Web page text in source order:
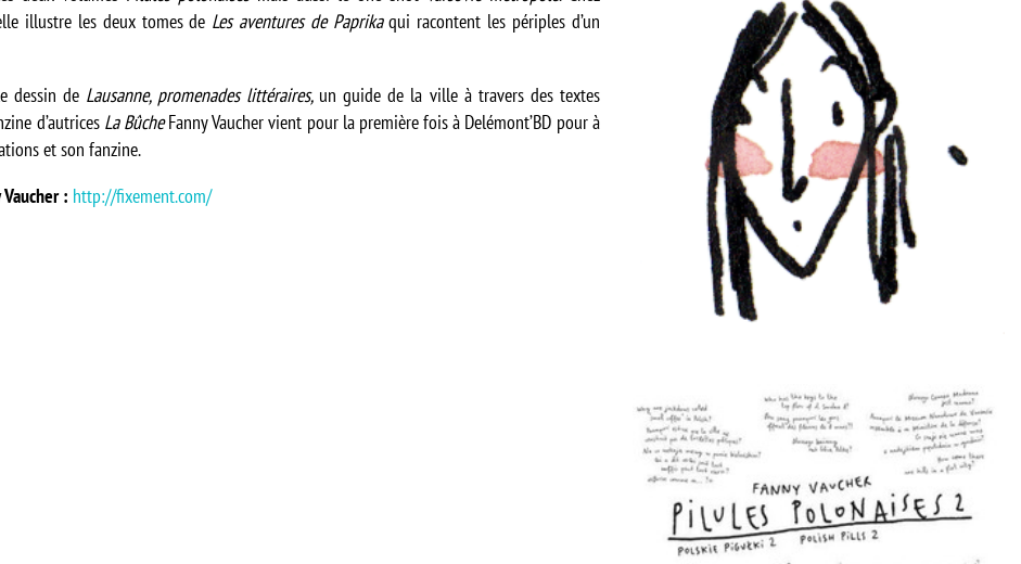
elle illustre les deux tomes de Les aventures de Paprikaqui racontent les périples d’un
dessin de Lausanne, promenades littéraires, un guide de la ville à travers des textes
d’autrices La BûcheFanny Vaucher vient pour la première fois à Delémont’BD pour à
et son fanzine.
: http://fixement.com/